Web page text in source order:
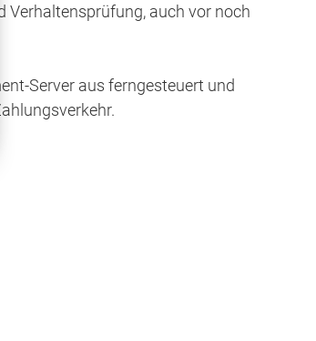
Verhaltensprüfung, auch vor noch
Server aus ferngesteuert und